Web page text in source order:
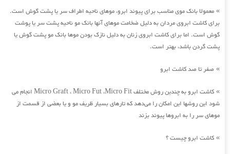
» معمولا بانک موی مناسب برای پیوند ابرو، موهای ناحیه اطراف سر یا پشت گوش است.
برای کاشت ابروی مردان به دلیل ضخامت موهای آنها بانک مو ناحیه پشت سر یا پوشت
گوش است. اما برای کاشت ابروی زنان به دلیل نازک بودن موها بانک مو پشت گوش یا
پشت گردن باشد، بهتر است.
» صفر تا صد کاشت ابرو
»
کاشت ابرو به چندین روش مختلف Micro Graft ، Micro Fut ،Micro Fit انجام می
شود این روشها این امکان را می‌دهد که تارهای بسیار ظریف مو و یا بعضی از قسمت از
موهای سر را به ابروها پیوند بزند
» کاشت ابرو چیست ؟